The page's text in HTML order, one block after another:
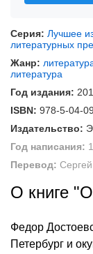
Серия: Лучшее
литературных
Жанр:
литература
Год издания:
ISBN: 978-5-04-
Издательство:
Год написания:
Перевод:
О книге
Федор
Петербург и